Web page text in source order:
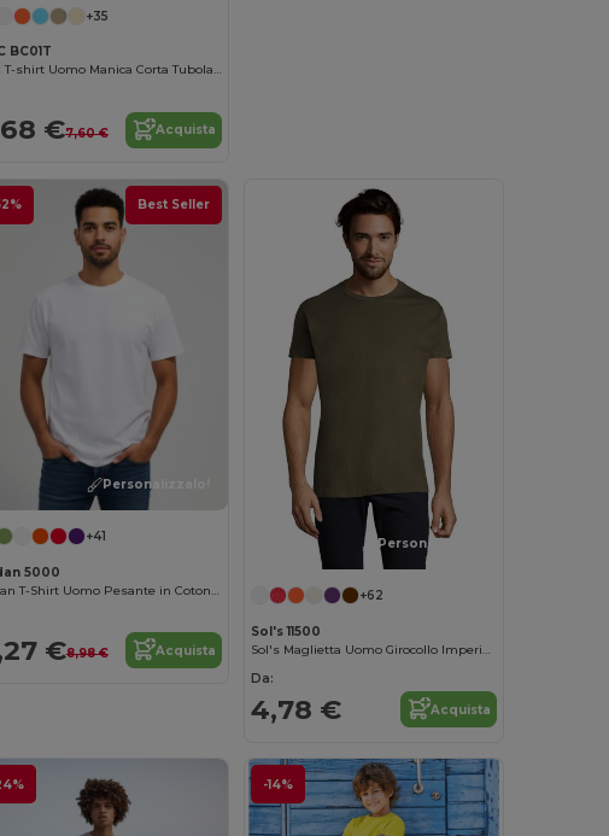
+35
BC01T
B&C T-shirt Uomo Manica Corta Tubolare Contemporanea
€7,60 € Acquista
Best Seller
Personalizzalo!
+41
5000
€8,98 € Acquista
Personalizzalo!
+62
Sol's 11500
Sol's Maglietta Uomo Girocollo Imperiale di Alta Qualità
Da:
4,78 € Acquista
-14%